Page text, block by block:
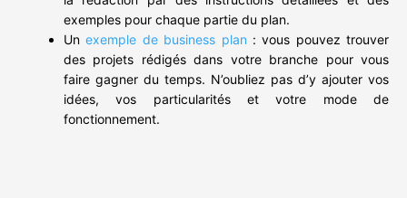
exemples pour chaque partie du plan.
Unexemple de business plan : vous pouvez trouver
des projets rédigés dans votre branche pour vous
faire gagner du temps. N’oubliez pas d’y ajouter vos
idées, vos particularités et votre mode de
fonctionnement.